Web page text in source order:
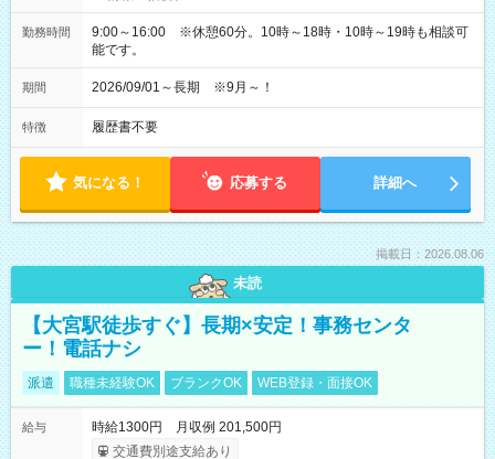
勤務時間
9:00～16:00 ※休憩60分。10時～18時・10時～19時も相談可
能です。
期間 2026/09/01～長期 ※9月～！
特徴 履歴書不要
気になる！ 応募する 詳細へ
掲載日：2026.08.06
未読
【大宮駅徒歩すぐ】長期×安定！事務センタ
ー！電話ナシ
派遣 職種未経験OK ブランクOK WEB登録・面接OK
給与
時給1300円 月収例 201,500円
交通費別途支給あり